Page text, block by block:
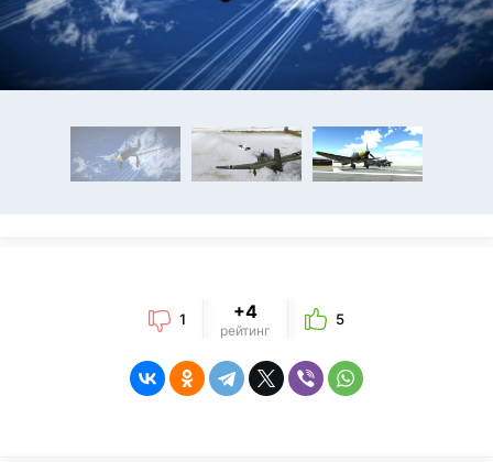
1 +4
рейтинг
5